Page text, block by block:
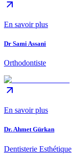
En savoir plus
Dr Sami Assani
Orthodontiste
En savoir plus
Dr. Ahmet Gürkan
Dentisterie Esthétique